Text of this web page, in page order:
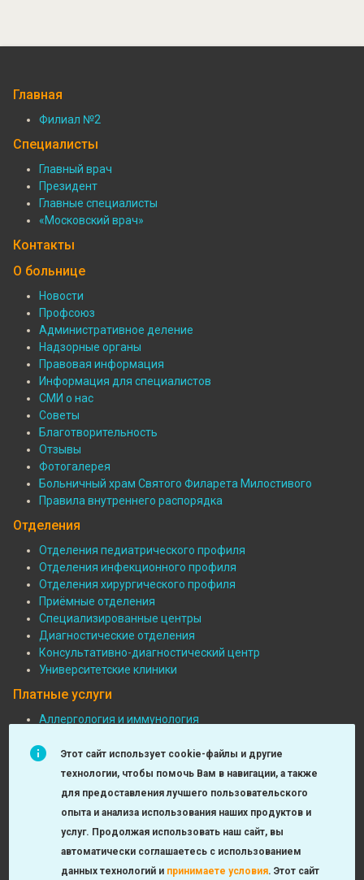
Главная
Подвал:
Филиалы
Филиал №2
Специалисты
Подвал:
Специалисты
Главный врач
Президент
Главные специалисты
«Московский врач»
Контакты
О больнице
Подвал:
больнице
Новости
Профсоюз
Административное деление
Надзорные органы
Правовая информация
Информация для специалистов
СМИ о нас
Советы
Благотворительность
Отзывы
Фотогалерея
Больничный храм Святого Филарета Милостивого
Правила внутреннего распорядка
Отделения
Подвал:
Отделения
Отделения педиатрического профиля
Отделения инфекционного профиля
Отделения хирургического профиля
Приёмные отделения
Специализированные центры
Диагностические отделения
Консультативно-диагностический центр
Университетские клиники
Платные услуги
Подвал:
Платные
услуги
Аллергология и иммунология
Функциональная диагностика
Детская хирургия
МРТ и КТ исследования
Лаборатория
Оториноларингология
Check-up
Этот сайт использует cookie-файлы и другие
технологии, чтобы помочь Вам в навигации, а также
для предоставления лучшего пользовательского
опыта и анализа использования наших продуктов и
услуг. Продолжая использовать наш сайт, вы
автоматически соглашаетесь с использованием
данных технологий и принимаете условия. Этот сайт